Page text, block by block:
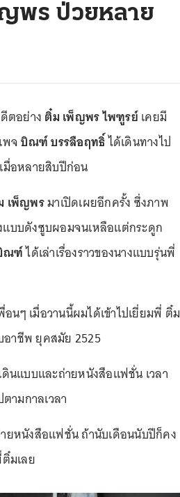
พร ป่วยหลาย
ตอย่าง ติ๋ม เพ็ญพร ไพฑูรย์เคยมี
พจบิณฑ์ บรรลือฤทธิ์ได้เดินทางไป
มื่อหลายสิบปีก่อน
เพ็ญพรมาเปิดเผยอีกครั้ง ซึ่งภาพ
บบดังซูบผอมจนเหลือแต่กระดูก
ณฑ์ได้เล่าเรื่องราวของนางแบบรุ่นพี่
นๆ เมื่อวานนี้ผมได้เข้าไปเยี่ยมพี่ ติ๋ม
อาชีพ ยุคสมัย 2525
นแบบและถ่ายหนังสือแฟชั่น เวลา
ามกาลเวลา
ยหนังสือแฟชั่น ถ้านับเดือนนับปีก็คง
มเลย